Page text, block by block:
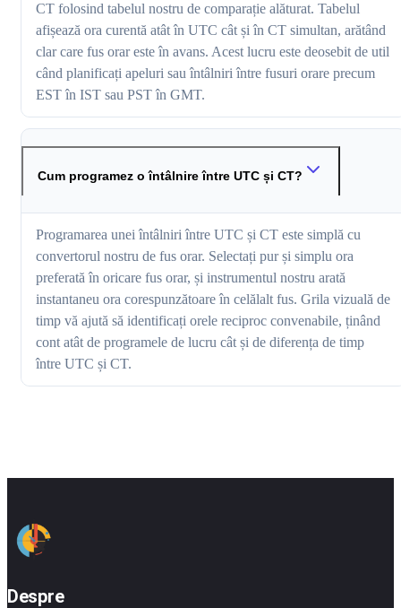
CT folosind tabelul nostru de comparație alăturat. Tabelul
afișează ora curentă atât în UTC cât și în CT simultan, arătând
clar care fus orar este în avans. Acest lucru este deosebit de util
când planificați apeluri sau întâlniri între fusuri orare precum
EST în IST sau PST în GMT.
Cum programez o întâlnire între UTC și CT?
Programarea unei întâlniri între UTC și CT este simplă cu
convertorul nostru de fus orar. Selectați pur și simplu ora
preferată în oricare fus orar, și instrumentul nostru arată
instantaneu ora corespunzătoare în celălalt fus. Grila vizuală de
timp vă ajută să identificați orele reciproc convenabile, ținând
cont atât de programele de lucru cât și de diferența de timp
între UTC și CT.
Despre